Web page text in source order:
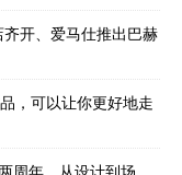
开、爱马仕推出巴赫
，可以让你更好地走
周年，从设计到场